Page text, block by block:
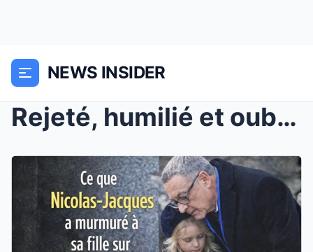
NEWS INSIDER
Rejeté, humilié et oublié : Le geste bouleversant ...